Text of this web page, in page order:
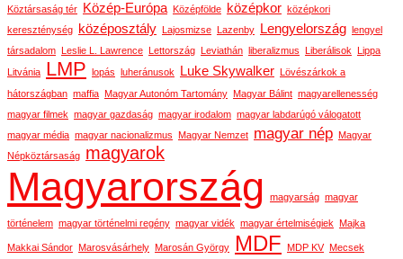
Köztársaság tér
Közép-Európa Középfölde középkor középkori
kereszténység
középosztály Lajosmizse Lazenby Lengyelország lengyel
társadalom Leslie L. Lawrence Lettország Leviathán liberalizmus Liberálisok Lippa
Litvánia LMP lopás luheránusok Luke Skywalker Lövészárkok a
hátországban maffia Magyar Autonóm Tartomány Magyar Bálint magyarellenesség
magyar filmek magyar gazdaság magyar irodalom magyar labdarúgó válogatott
magyar média magyar nacionalizmus Magyar Nemzet magyar nép Magyar
Népköztársaság magyarok
Magyarország magyarság magyar
történelem magyar történelmi regény magyar vidék magyar értelmiségiek Majka
Makkai Sándor Marosvásárhely Marosán György MDF MDP KV Mecsek